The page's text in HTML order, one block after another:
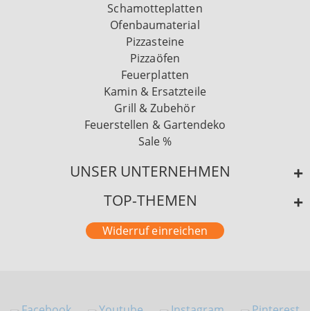
Schamotteplatten
Ofenbaumaterial
Pizzasteine
Pizzaöfen
Feuerplatten
Kamin & Ersatzteile
Grill & Zubehör
Feuerstellen & Gartendeko
Sale %
UNSER UNTERNEHMEN
TOP-THEMEN
Widerruf einreichen